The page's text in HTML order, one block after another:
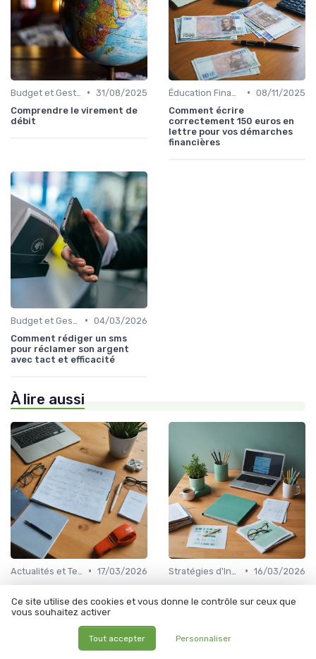
• 31/08/2025
Comprendre le virement de
débit
• 08/11/2025
Comment écrire
correctement 150 euros en
lettre pour vos démarches
financières
• 04/03/2026
Comment rédiger un sms
pour réclamer son argent
avec tact et efficacité
À lire aussi
• 17/03/2026
statut et sa protection
sociale quand on est
• 16/03/2026
comment utiliser conseils-
bourse-en-ligne com pour
Ce site utilise des cookies et vous donne le contrôle sur ceux que
vous souhaitez activer
Tout accepter Personnaliser